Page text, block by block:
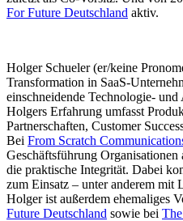
For Future Deutschland aktiv.
Holger Schueler (er/keine
Transformation in SaaS-
einschneidende Technologie-
Holgers Erfahrung umfasst
Partnerschaften, Customer
Bei From Scratch
Geschäftsführung
die praktische Integrität. Dabei
zum Einsatz – unter anderem
Holger ist außerdem ehemaliges
Future Deutschland sowie bei